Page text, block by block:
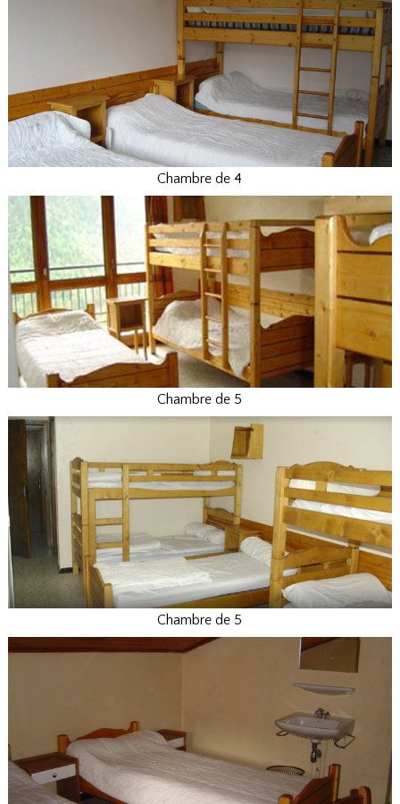
A 300m du télécabine de
Super-Châtel. Arrêt de la
du centre.
A pied !
(Navette pour le Linga)
Accès chambre à l’arrivée :
18h - Libération chambres
au départ : 9h30
certains midis (Au moins
deux fois par semaine - A
caler avec le responsable
d’hébergement)
Forfaits stations : sur carte
à rendre à la fin du séjour
Chambre de 4
Chambre de 5
Chambre de 5